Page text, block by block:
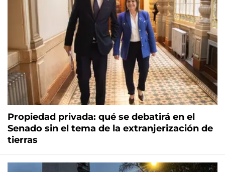
Propiedad privada: qué se debatirá en el
Senado sin el tema de la extranjerización de
tierras